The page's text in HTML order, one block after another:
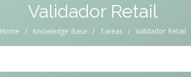
Validador Retail
Home / Knowledge Base / Tareas / Validador Retail